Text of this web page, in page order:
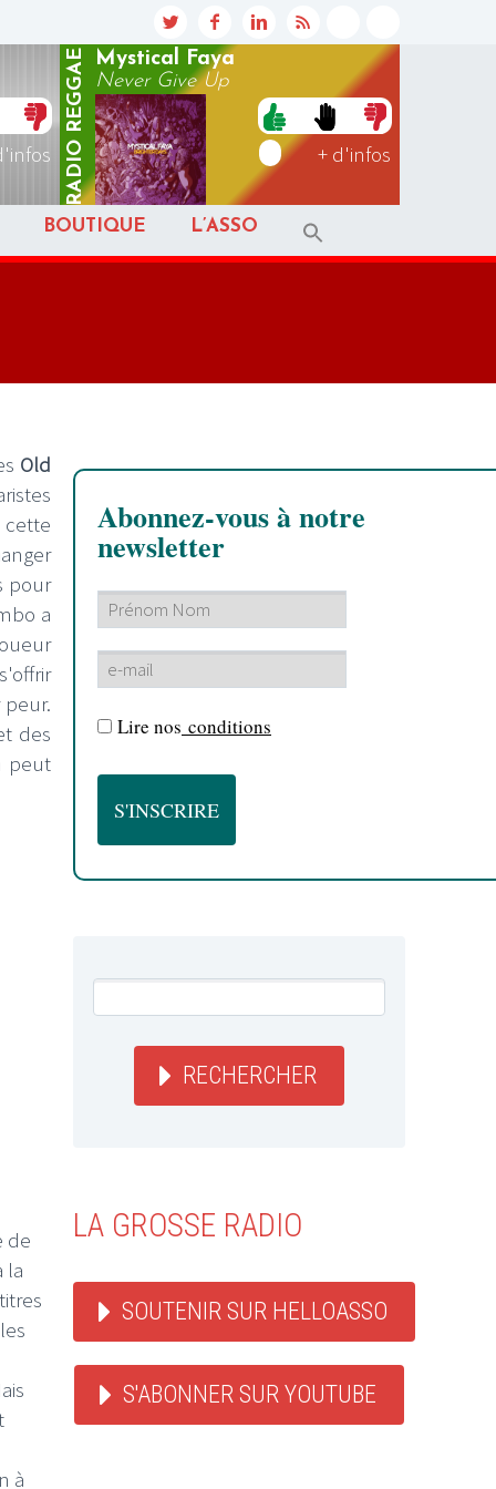
RADIO
REGGAE
Mystical Faya
Never Give Up
+ d'infos
BOUTIQUE L’ASSO
Old
pour
a
des
peut
de
la
à
Abonnez-vous à notre
newsletter
Lire nos conditions
RECHERCHER
LA GROSSE RADIO
SOUTENIR SUR HELLOASSO
S'ABONNER SUR YOUTUBE